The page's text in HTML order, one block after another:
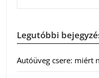
Legutóbbi
Autóüveg csere: miért